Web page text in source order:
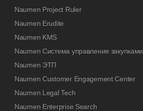
Naumen Project Ruler
Naumen Erudite
Naumen KMS
Naumen Система управления закупками
Naumen ЭТП
Naumen Customer Engagement Center
Naumen Legal Tech
Naumen Enterprise Search